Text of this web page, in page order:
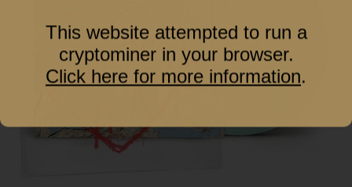
This website attempted to run a
cryptominer in your browser.
Click here for more information.